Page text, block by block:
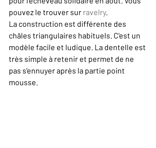
pouvez le trouver sur ravelry.
La construction est différente des
châles triangulaires habituels. C'est un
modèle facile et ludique. La dentelle est
très simple à retenir et permet de ne
pas s'ennuyer après la partie point
mousse.